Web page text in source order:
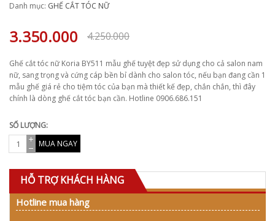
Danh mục: GHẾ CẮT TÓC NỮ
4.250.000
3.350.000
Ghế cắt tóc nữ Koria BY511 mẫu ghế tuyệt đẹp sử dụng cho cả salon nam
nữ, sang trọng và cứng cáp bền bỉ dành cho salon tóc, nếu bạn đang cần 1
mẫu ghế giá rẻ cho tiệm tóc của bạn mà thiết kế đẹp, chắn chắn, thì đây
chính là dòng ghế cắt tóc bạn cần. Hotline 0906.686.151
SỐ LƯỢNG:
MUA NGAY
HỖ TRỢ KHÁCH HÀNG
Hotline mua hàng